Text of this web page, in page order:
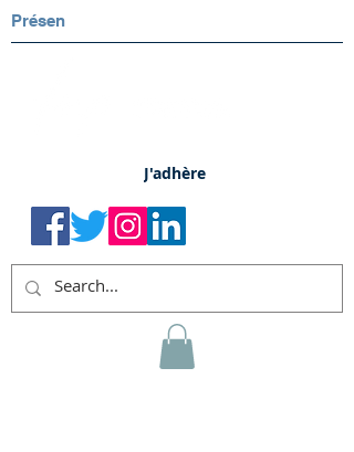
Présen
J'adhère